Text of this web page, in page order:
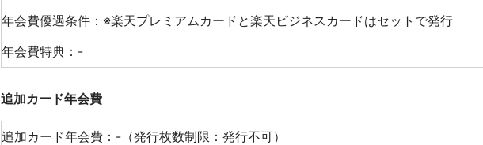
年会費優遇条件：※楽天プレミアムカードと楽天ビジネスカードはセットで発行
年会費特典：-
追加カード年会費
追加カード年会費：-（発行枚数制限：発行不可）